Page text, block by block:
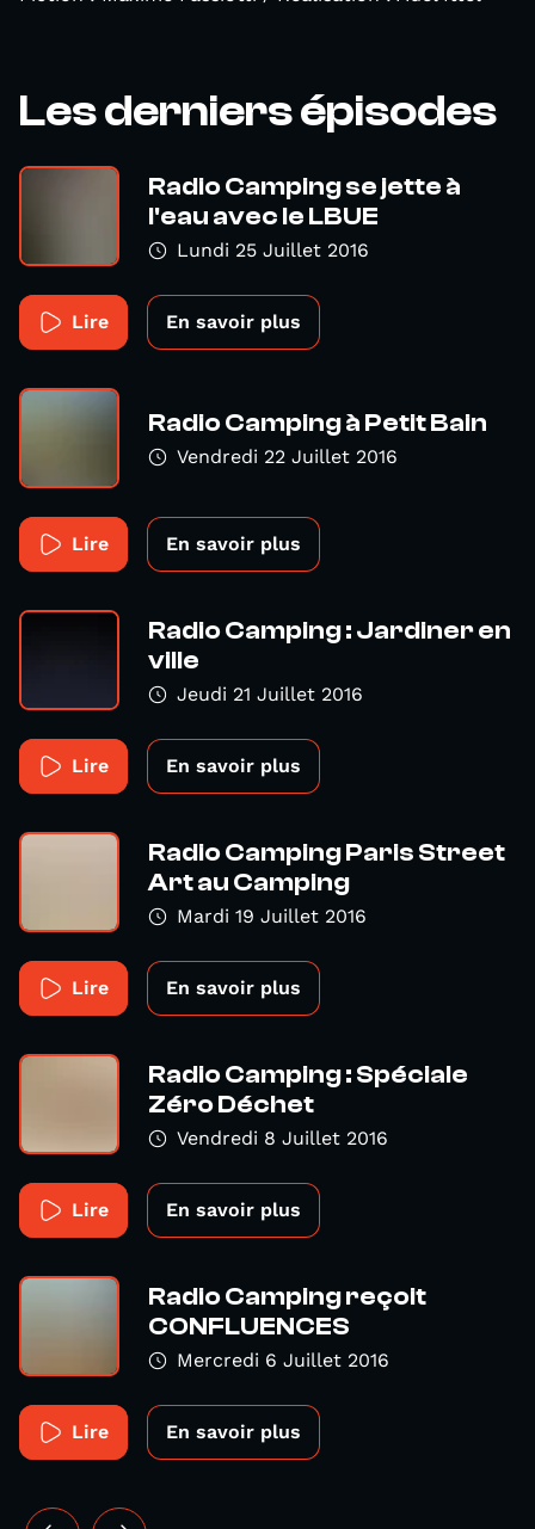
Les derniers épisodes
Radio Camping se jette à
l'eau avec le LBUE
Lundi 25 Juillet 2016
Lire En savoir plus
Radio Camping à Petit Bain
Vendredi 22 Juillet 2016
Lire En savoir plus
Radio Camping : Jardiner en
ville
Jeudi 21 Juillet 2016
Lire En savoir plus
Radio Camping Paris Street
Art au Camping
Mardi 19 Juillet 2016
Lire En savoir plus
Radio Camping : Spéciale
Zéro Déchet
Vendredi 8 Juillet 2016
Lire En savoir plus
Radio Camping reçoit
CONFLUENCES
Mercredi 6 Juillet 2016
Lire En savoir plus